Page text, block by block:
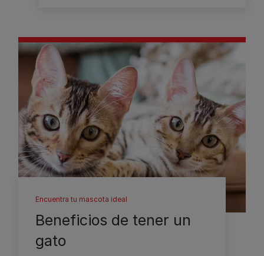
Encuentra tu mascota ideal
Beneficios de tener un
gato